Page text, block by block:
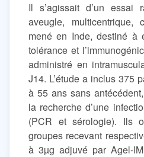
Il s’agissait d’un essai
aveugle, multicentrique,
mené en Inde, destiné à
tolérance et
administré en
J14. L’étude a inclus 375
à 55 ans sans
la recherche d’une
(PCR et sérologie). Ils
groupes recevant
à 3µg adjuvé par Agel-